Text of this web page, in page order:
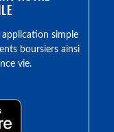
application simple
boursiers ainsi
vie.